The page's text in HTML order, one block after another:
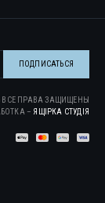
ВСЕ ПРАВА ЗАЩИЩЕНЫ
– ЯЩІРКА CТУДІЯ